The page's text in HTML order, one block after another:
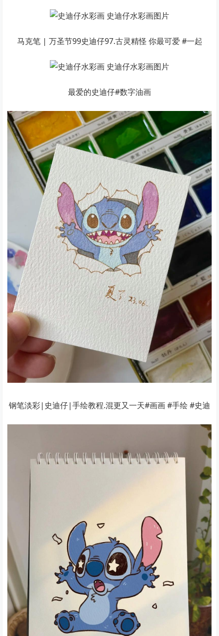
马克笔 | 万圣节99史迪仔97.古灵精怪 你最可爱 #一起
最爱的史迪仔#数字油画
钢笔淡彩|史迪仔|手绘教程.混更又一天#画画 #手绘 #史迪